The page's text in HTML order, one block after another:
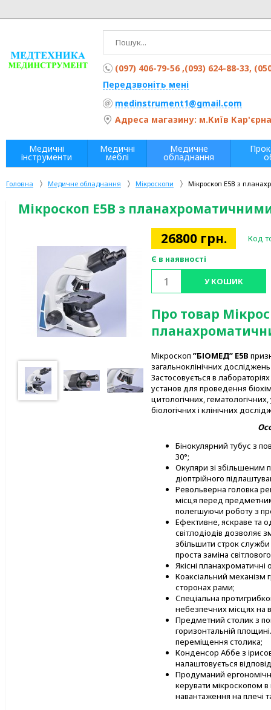
Головна Медичне обладнання Мікроскопи Мікроскоп E5B з
Мікроскоп E5B з
26800 грн.
Код
Є в наявності
У КОШИК
Про товар
Мікроскоп ”БІОМЕД” E5B
загальноклінічних
Застосовується в
установ для проведення
цитологічних,
біологічних і клінічних
Бінокулярний тубус з
30°;
Окуляри зі збільшеним
діоптрійного
Револьверна головка
місця перед
полегшуючи роботу з
Ефективне, яскраве та
світлодіодів дозволяє
збільшити строк
проста заміна
Якісні планахроматичні
Коаксіальний механізм
сторонах рами;
Спеціальна
небезпечних місцях на
Предметний столик з
горизонтальній
переміщення столика;
Конденсор Аббе з
налаштовується
Продуманий
керувати мікроскопом
навантаження на плечі
(097) 406-79-56 ,(093) 624-88-33,
Передзвоніть мені
medinstrument1@gmail.com
Адреса магазину: м.Київ
Медичні
інструменти
Медичні
меблі
Медичне
обладнання